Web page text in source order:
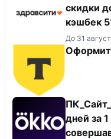
скидки
кэшбек
До 31
дней за